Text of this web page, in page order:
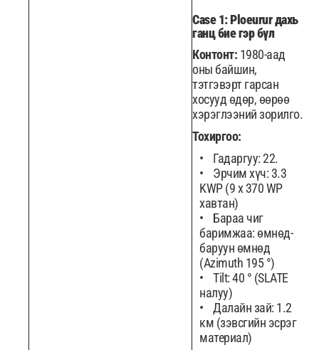
Case 1: Ploeurur дахь
ганц бие гэр бүл
Контонт: 1980-аад
оны байшин,
тэтгэвэрт гарсан
хосууд өдөр, өөрөө
хэрэглээний зорилго.
Тохиргоо:
Гадаргуу: 22.
Эрчим хүч: 3.3
KWP (9 x 370 WP
хавтан)
Бараа чиг
баримжаа: өмнөд-
баруун өмнөд
(Azimuth 195 °)
Tilt: 40 ° (SLATE
налуу)
Далайн зай: 1.2
км (зэвсгийн эсрэг
материал)